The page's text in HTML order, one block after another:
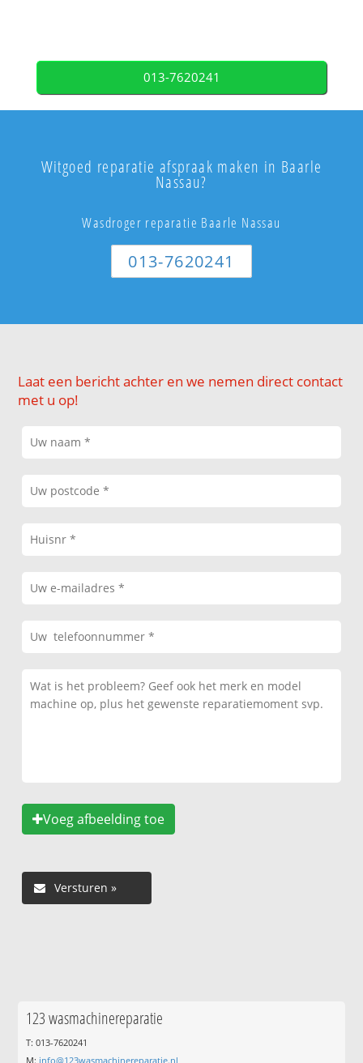
013-7620241
Witgoed reparatie afspraak maken in Baarle
Nassau?
Wasdroger reparatie Baarle Nassau
013-7620241
Laat een bericht achter en we nemen direct contact
met u op!
Voeg afbeelding toe
123 wasmachinereparatie
T: 013-7620241
M: info@123wasmachinereparatie.nl